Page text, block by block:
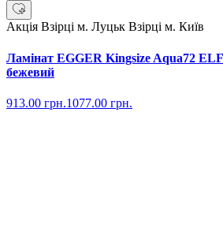
Акція Взірці м. Луцьк Взірці м. Київ
Ламінат EGGER Kingsize Aqua72
бежевий
913.00 грн.1077.00 грн.